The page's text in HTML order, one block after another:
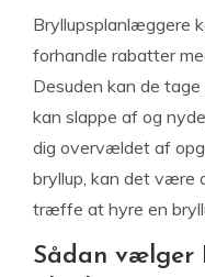
Bryllupsplanlæggere
forhandle rabatter
Desuden kan de
kan slappe af og
dig overvældet af
bryllup, kan det være
træffe at hyre en
Sådan vælger